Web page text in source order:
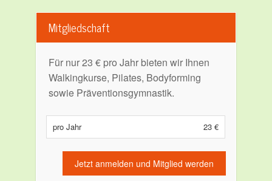
Mitgliedschaft
Für nur 23 € pro Jahr bieten wir Ihnen
Walkingkurse, Pilates, Bodyforming
sowie Präventionsgymnastik.
pro Jahr 23 €
Jetzt anmelden und Mitglied werden